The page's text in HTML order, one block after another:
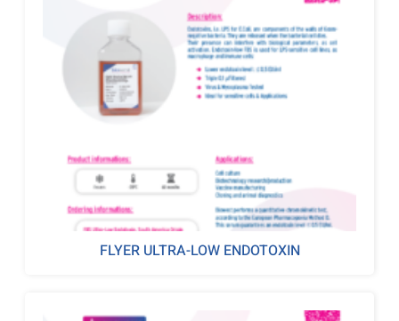
FLYER ULTRA-LOW ENDOTOXIN